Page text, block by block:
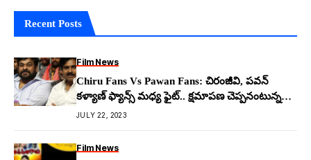
Recent Posts
Film News
Chiru Fans Vs Pawan Fans: చిరంజీవి, ప‌వ‌న్
క‌ళ్యాణ్ ఫ్యాన్స్ మ‌ధ్య ఫైట్.. క్ష‌మాప‌ణ చెప్ప‌నంటున్న
అరుణ‌
JULY 22, 2023
Film News